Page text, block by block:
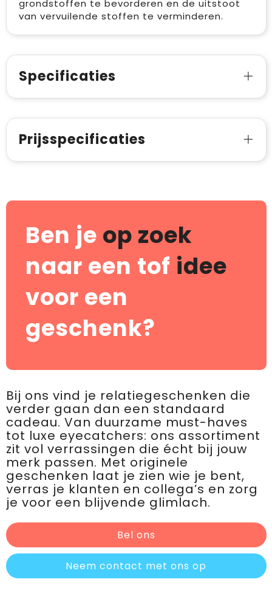
grondstoffen te bevorderen en de uitstoot
van vervuilende stoffen te verminderen.
Specificaties
Prijsspecificaties
Ben je op zoek
naar een tof idee
voor een
geschenk?
Bij ons vind je relatiegeschenken die
verder gaan dan een standaard
cadeau. Van duurzame must-haves
tot luxe eyecatchers: ons assortiment
zit vol verrassingen die écht bij jouw
merk passen. Met originele
geschenken laat je zien wie je bent,
verras je klanten en collega’s en zorg
je voor een blijvende glimlach.
Bel ons
Neem contact met ons op